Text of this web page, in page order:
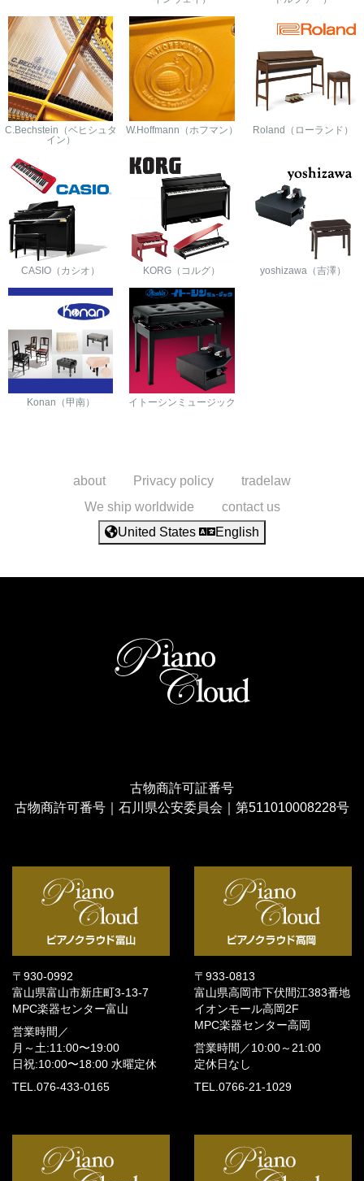
C.Bechstein（ベヒシュタ
イン）
W.Hoffmann（ホフマン） Roland（ローランド）
CASIO（カシオ） KORG（コルグ） yoshizawa（吉澤）
Konan（甲南） イトーシンミュージック
about Privacy policy
tradelaw
We ship worldwide
contact us
United States
English
古物商許可証番号
古物商許可番号｜石川県公安委員会｜第511010008228号
〒930-0992
富山県富山市新庄町3-13-7
MPC楽器センター富山
営業時間／
月～土:11:00〜19:00
日祝:10:00〜18:00 水曜定休
TEL.076-433-0165
〒933-0813
富山県高岡市下伏間江383番地
イオンモール高岡2F
MPC楽器センター高岡
営業時間／ 10:00～21:00
定休日なし
TEL.0766-21-1029